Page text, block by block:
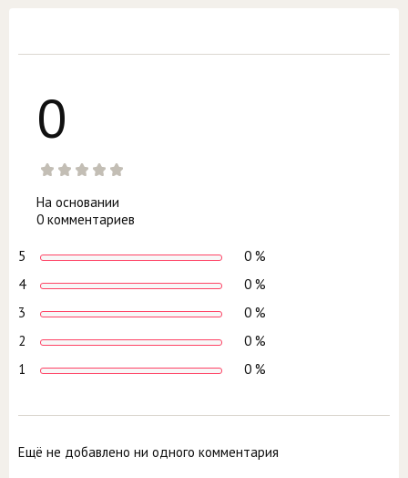
0
На основании
0 комментариев
5
0 %
4
0 %
3
0 %
2
0 %
1
0 %
Ещё не добавлено ни одного комментария